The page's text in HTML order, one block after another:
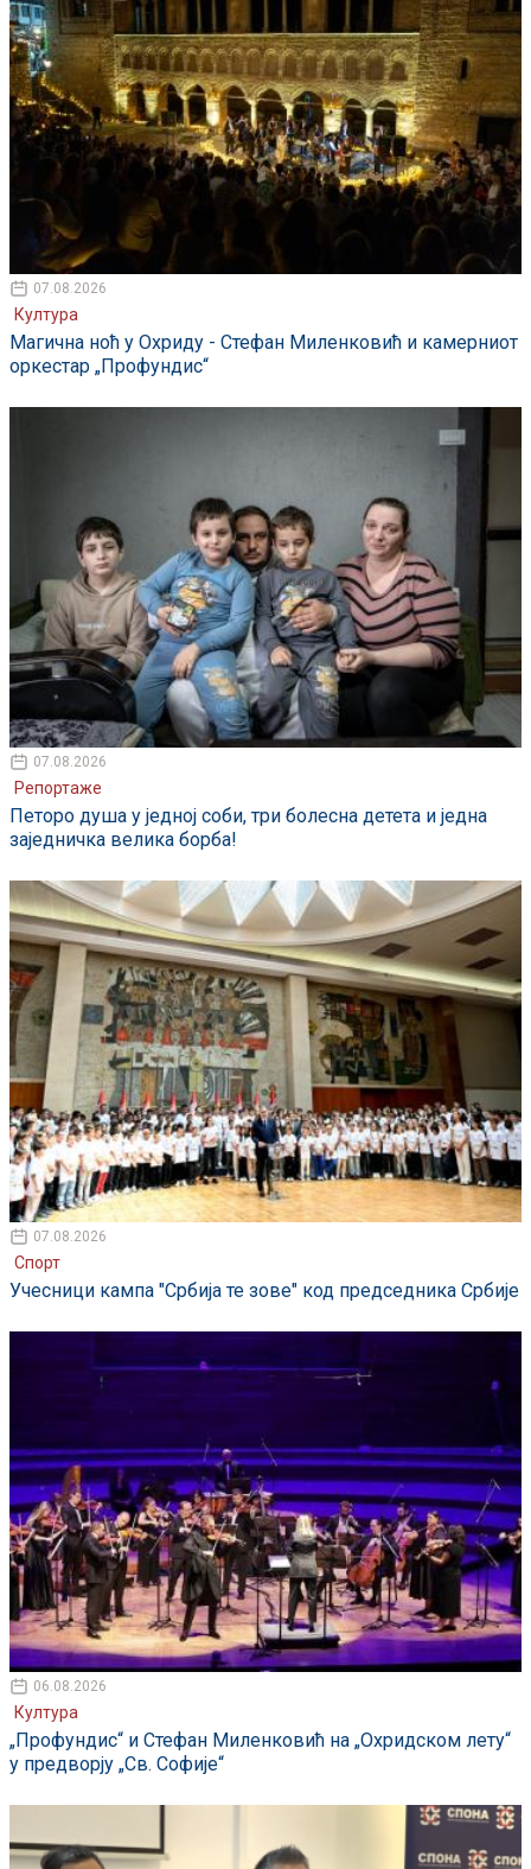
07.08.2026
Култура
Магична ноћ у Охриду - Стефан Миленковић и камерниот
оркестар „Профундис“
07.08.2026
Репортаже
Петоро душа у једној соби, три болесна детета и једна
заједничка велика борба!
07.08.2026
Спорт
Учесници кампа "Србија те зове" код председника Србије
06.08.2026
Култура
„Профундис“ и Стефан Миленковић на „Охридском лету“
у предворју „Св. Софије“